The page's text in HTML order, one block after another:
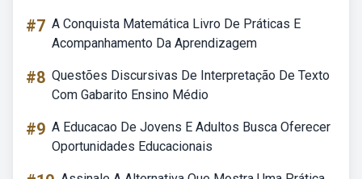
#7 A Conquista Matemática Livro De Práticas E
Acompanhamento Da Aprendizagem
#8 Questões Discursivas De Interpretação De Texto
Com Gabarito Ensino Médio
#9 A Educacao De Jovens E Adultos Busca Oferecer
Oportunidades Educacionais